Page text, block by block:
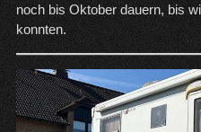
noch bis Oktober dauern, bis
konnten.